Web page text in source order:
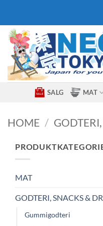
content
SALG MAT
HOME /
MAT
GODTERI, SNACKS &
Gummigodteri